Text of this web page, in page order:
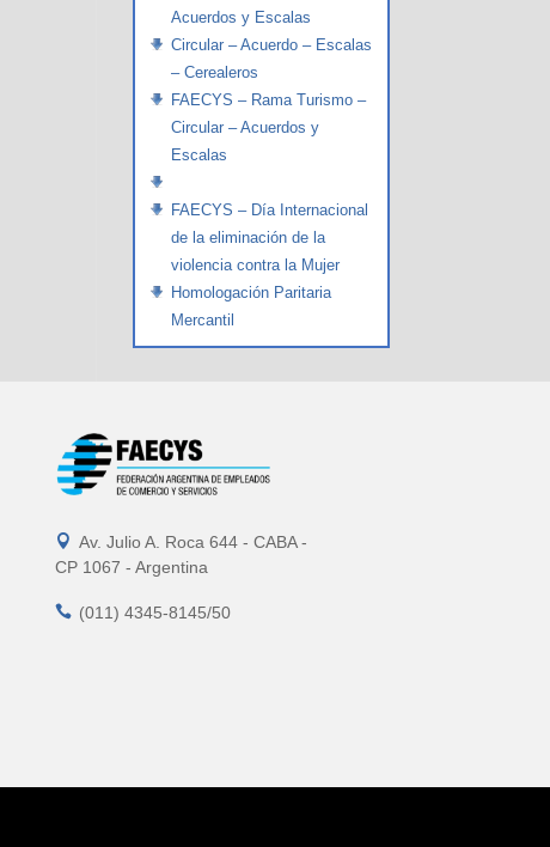
Acuerdos y Escalas
Circular – Acuerdo – Escalas
– Cerealeros
FAECYS – Rama Turismo –
Circular – Acuerdos y
Escalas
FAECYS – Día Internacional
de la eliminación de la
violencia contra la Mujer
Homologación Paritaria
Mercantil
 Av. Julio A. Roca 644 - CABA -
CP 1067 - Argentina
 (011) 4345-8145/50